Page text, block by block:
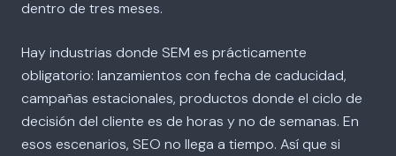
dentro de tres meses.
Hay industrias donde SEM es prácticamente
obligatorio: lanzamientos con fecha de caducidad,
campañas estacionales, productos donde el ciclo de
decisión del cliente es de horas y no de semanas. En
esos escenarios, SEO no llega a tiempo. Así que si